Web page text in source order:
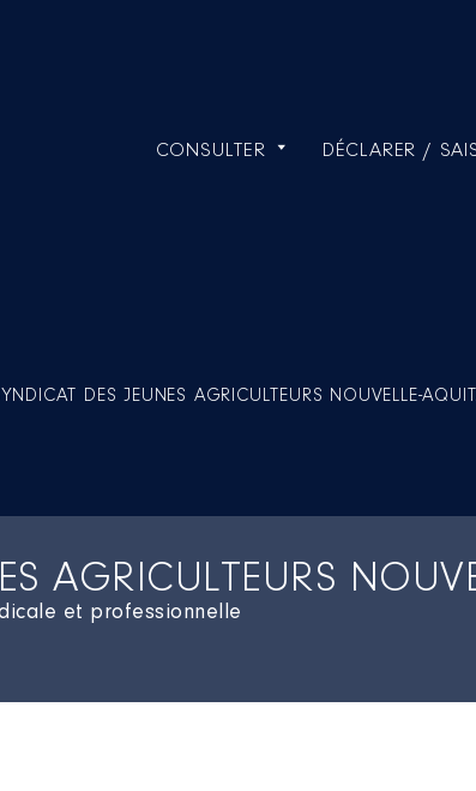
CONSULTER DÉCLARER /
DES JEUNES AGRICULTEURS NOUVELLE-
AGRICULTEURS
et professionnelle